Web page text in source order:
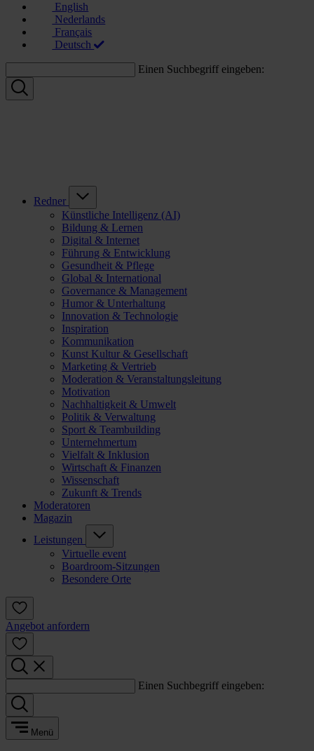
English
Nederlands
Français
Deutsch
Einen Suchbegriff eingeben:
Redner
Künstliche Intelligenz (AI)
Bildung & Lernen
Digital & Internet
Führung & Entwicklung
Gesundheit & Pflege
Global & International
Governance & Management
Humor & Unterhaltung
Innovation & Technologie
Inspiration
Kommunikation
Kunst Kultur & Gesellschaft
Marketing & Vertrieb
Moderation & Veranstaltungsleitung
Motivation
Nachhaltigkeit & Umwelt
Politik & Verwaltung
Sport & Teambuilding
Unternehmertum
Vielfalt & Inklusion
Wirtschaft & Finanzen
Wissenschaft
Zukunft & Trends
Moderatoren
Magazin
Leistungen
Virtuelle event
Boardroom-Sitzungen
Besondere Orte
Angebot anfordern
Einen Suchbegriff eingeben:
Menü